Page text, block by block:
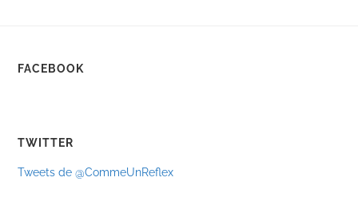
FACEBOOK
TWITTER
Tweets de @CommeUnReflex